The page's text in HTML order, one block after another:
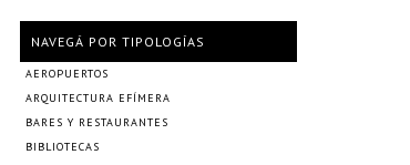
NAVEGÁ POR TIPOLOGÍAS
AEROPUERTOS
ARQUITECTURA EFÍMERA
BARES Y RESTAURANTES
BIBLIOTECAS